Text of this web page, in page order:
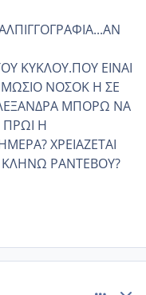
ΚΥΚΛΟΥ.ΠΟΥ ΕΙΝΑΙ
ΝΟΣΟΚ Η ΣΕ
ΜΠΟΡΩ ΝΑ
Η
ΧΡΕΙΑΖΕΤΑΙ
ΚΛΗΝΩ ΡΑΝΤΕΒΟΥ?